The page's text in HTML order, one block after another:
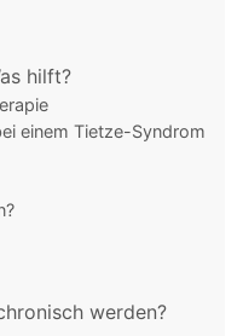
hilft?
einem Tietze-Syndrom
werden?